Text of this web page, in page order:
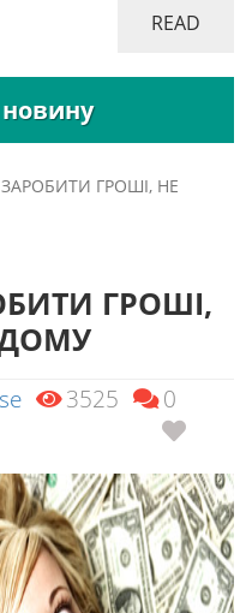
ГРОШІ, НЕ
ГРОШІ,
3525 0